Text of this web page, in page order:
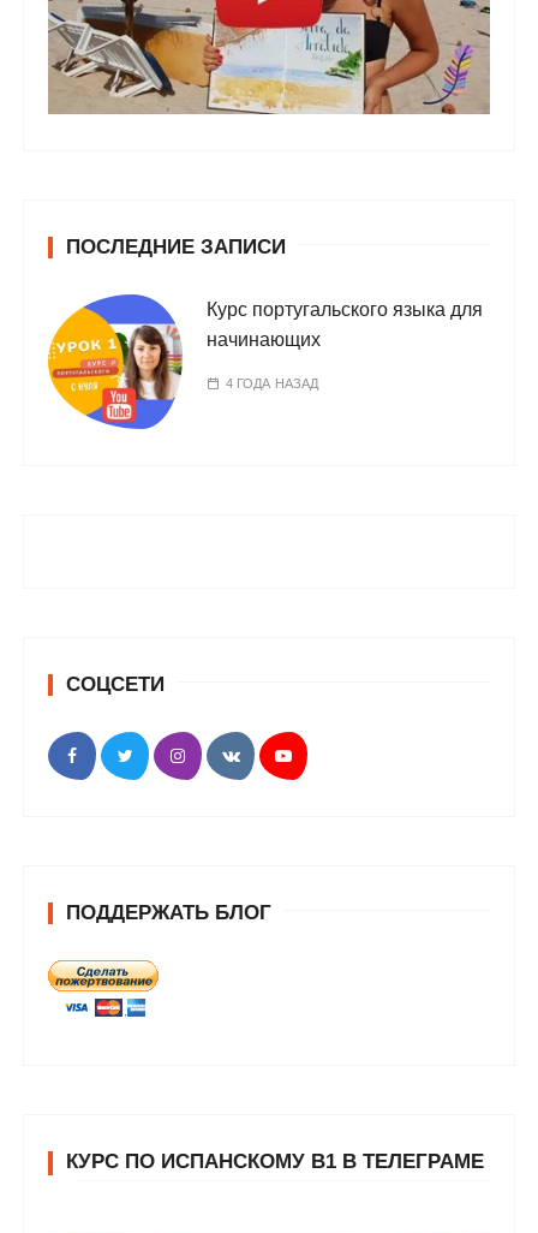
ПОСЛЕДНИЕ ЗАПИСИ
Курс португальского языка для
начинающих
4 ГОДА НАЗАД
СОЦСЕТИ
ПОДДЕРЖАТЬ БЛОГ
КУРС ПО ИСПАНСКОМУ В1 В ТЕЛЕГРАМЕ